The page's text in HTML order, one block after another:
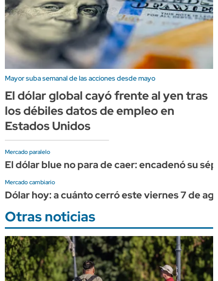
Mayor suba semanal de las acciones desde mayo
El dólar global cayó frente al yen tras
los débiles datos de empleo en
Estados Unidos
Mercado paralelo
El dólar blue no para de caer: encadenó su
Mercado cambiario
Dólar hoy: a cuánto cerró este viernes 7 de
Otras noticias